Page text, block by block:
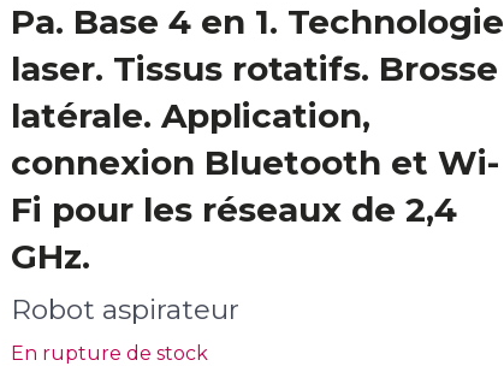
Pa. Base 4 en 1. Technologie
laser. Tissus rotatifs. Brosse
latérale. Application,
connexion Bluetooth et Wi-
Fi pour les réseaux de 2,4
GHz.
Robot aspirateur
En rupture de stock